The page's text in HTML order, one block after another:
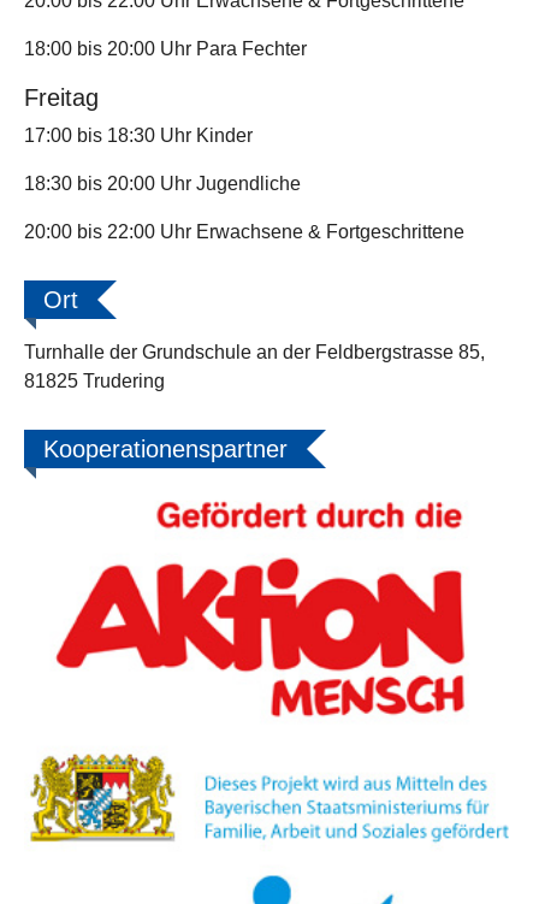
18:00 bis 20:00 Uhr Para Fechter
Freitag
17:00 bis 18:30 Uhr Kinder
18:30 bis 20:00 Uhr Jugendliche
20:00 bis 22:00 Uhr Erwachsene & Fortgeschrittene
Ort
Turnhalle der Grundschule an der Feldbergstrasse 85,
81825 Trudering
Kooperationenspartner